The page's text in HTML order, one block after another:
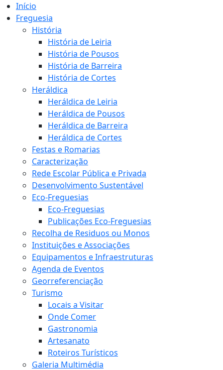
Início
Freguesia
História
História de Leiria
História de Pousos
História de Barreira
História de Cortes
Heráldica
Heráldica de Leiria
Heráldica de Pousos
Heráldica de Barreira
Heráldica de Cortes
Festas e Romarias
Caracterização
Rede Escolar Pública e Privada
Desenvolvimento Sustentável
Eco-Freguesias
Eco-Freguesias
Publicações Eco-Freguesias
Recolha de Residuos ou Monos
Instituições e Associações
Equipamentos e Infraestruturas
Agenda de Eventos
Georreferenciação
Turismo
Locais a Visitar
Onde Comer
Gastronomia
Artesanato
Roteiros Turísticos
Galeria Multimédia